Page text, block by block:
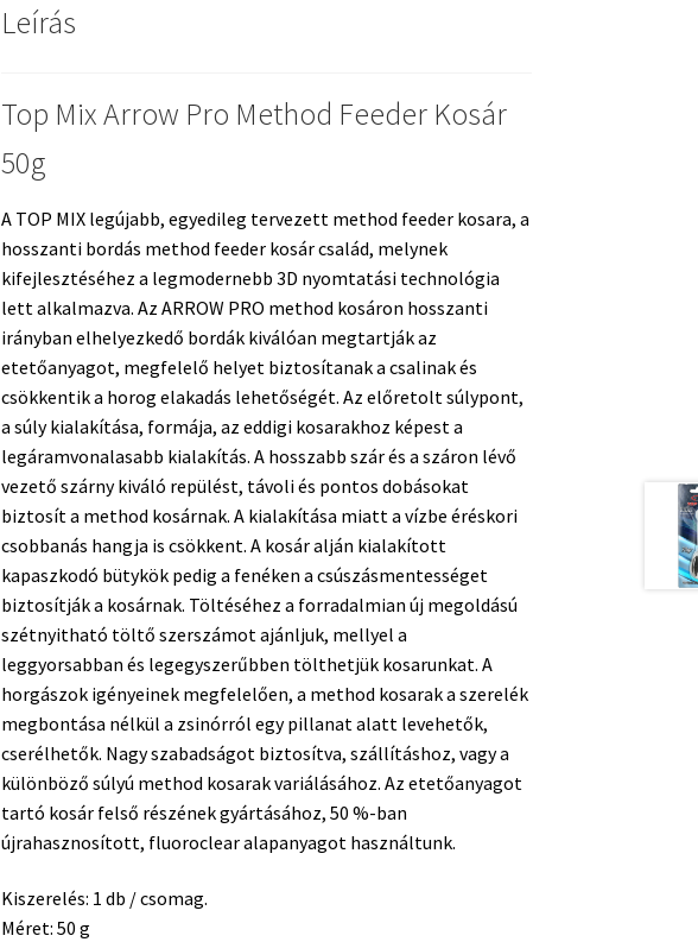
Leírás
Top Mix Arrow Pro Method Feeder Kosár
50g
A TOP MIX legújabb, egyedileg tervezett method feeder kosara, a
hosszanti bordás method feeder kosár család, melynek
kifejlesztéséhez a legmodernebb 3D nyomtatási technológia
lett alkalmazva. Az ARROW PRO method kosáron hosszanti
irányban elhelyezkedő bordák kiválóan megtartják az
etetőanyagot, megfelelő helyet biztosítanak a csalinak és
csökkentik a horog elakadás lehetőségét. Az előretolt súlypont,
a súly kialakítása, formája, az eddigi kosarakhoz képest a
legáramvonalasabb kialakítás. A hosszabb szár és a száron lévő
vezető szárny kiváló repülést, távoli és pontos dobásokat
biztosít a method kosárnak. A kialakítása miatt a vízbe éréskori
csobbanás hangja is csökkent. A kosár alján kialakított
kapaszkodó bütykök pedig a fenéken a csúszásmentességet
biztosítják a kosárnak. Töltéséhez a forradalmian új megoldású
szétnyitható töltő szerszámot ajánljuk, mellyel a
leggyorsabban és legegyszerűbben tölthetjük kosarunkat. A
horgászok igényeinek megfelelően, a method kosarak a szerelék
megbontása nélkül a zsinórról egy pillanat alatt levehetők,
cserélhetők. Nagy szabadságot biztosítva, szállításhoz, vagy a
különböző súlyú method kosarak variálásához. Az etetőanyagot
tartó kosár felső részének gyártásához, 50 %-ban
újrahasznosított, fluoroclear alapanyagot használtunk.
Kiszerelés: 1 db / csomag.
Méret: 50 g